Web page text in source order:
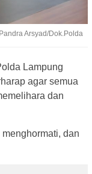
Arsyad/Dok.Polda
Lampung
agar semua
dan
dan